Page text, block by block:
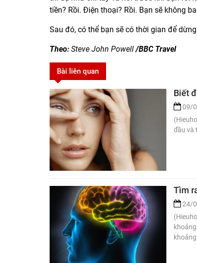
tiền? Rồi. Điện thoại? Rồi. Bạn sẽ không
Sau đó, có thể bạn sẽ có thời gian để
Theo: Steve John Powell/BBC Travel
Bài liên quan
Biết
09/
đầu và
Tìm
24/